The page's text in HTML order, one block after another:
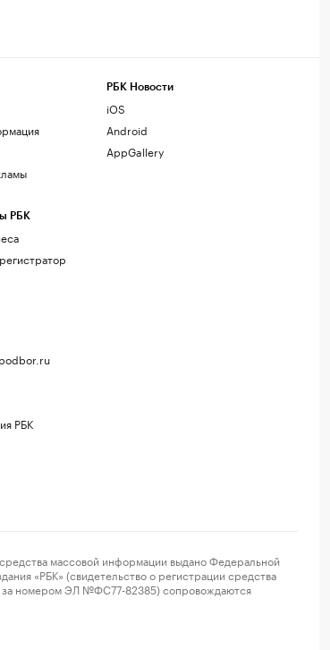
РБК
РБК
РБК Новости
iOS
Android
AppGallery
массовой информации выдано Федеральной
«РБК» (свидетельство о регистрации средства
за номером ЭЛ №ФС77-82385) сопровождаются